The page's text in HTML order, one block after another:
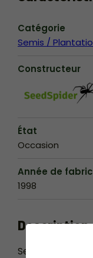
Catégorie
Semis /
Constructeur
État
Occasion
Année de
1998
Description
Semoir jeunes